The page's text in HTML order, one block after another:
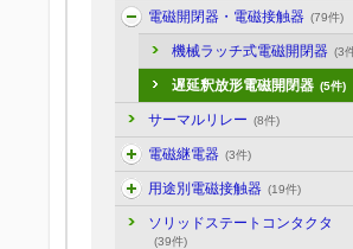
電磁開閉器・電磁接触器 (79件)
機械ラッチ式電磁開閉器 (3
遅延釈放形電磁開閉器 (5件)
サーマルリレー (8件)
電磁継電器 (3件)
用途別電磁接触器 (19件)
ソリッドステートコンタクタ
(39件)